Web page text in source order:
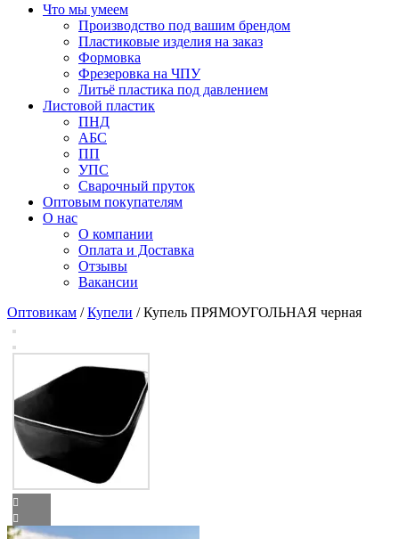
Что мы умеем
Производство под вашим брендом
Пластиковые изделия на заказ
Формовка
Фрезеровка на ЧПУ
Литьё пластика под давлением
Листовой пластик
ПНД
АБС
ПП
УПС
Сварочный пруток
Оптовым покупателям
О нас
О компании
Оплата и Доставка
Отзывы
Вакансии
Оптовикам /Купели / Купель ПРЯМОУГОЛЬНАЯ черная